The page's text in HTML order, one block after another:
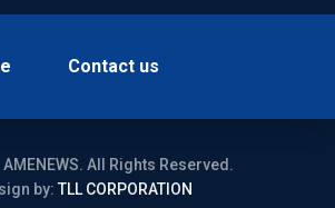
Contact us
All Rights Reserved.
by: TLL CORPORATION